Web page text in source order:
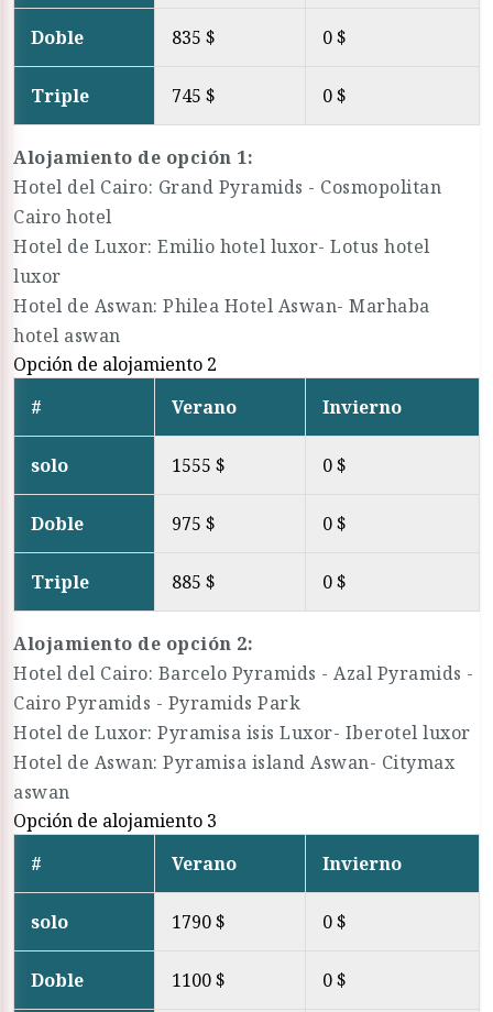
Doble 835 $ 0 $
Triple 745 $ 0 $
Alojamiento de opción 1:
Hotel del Cairo: Grand Pyramids - Cosmopolitan
Cairo hotel
Hotel de Luxor: Emilio hotel luxor- Lotus hotel
luxor
Hotel de Aswan: Philea Hotel Aswan- Marhaba
hotel aswan
Opción de alojamiento 2
#
Verano Invierno
solo 1555 $ 0 $
Doble 975 $ 0 $
Triple 885 $ 0 $
Alojamiento de opción 2:
Hotel del Cairo: Barcelo Pyramids - Azal Pyramids -
Cairo Pyramids - Pyramids Park
Hotel de Luxor: Pyramisa isis Luxor- Iberotel luxor
Hotel de Aswan: Pyramisa island Aswan- Citymax
aswan
Opción de alojamiento 3
#
Verano Invierno
solo 1790 $ 0 $
Doble 1100 $ 0 $